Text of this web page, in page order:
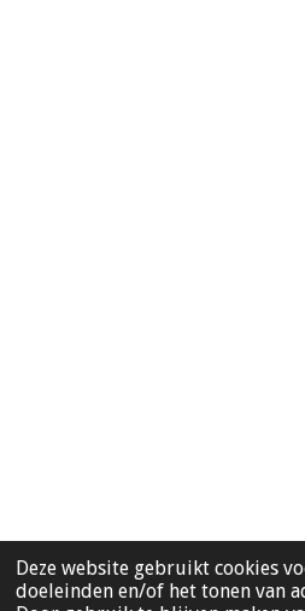
Deze website gebruikt cookies
doeleinden en/of het tonen van